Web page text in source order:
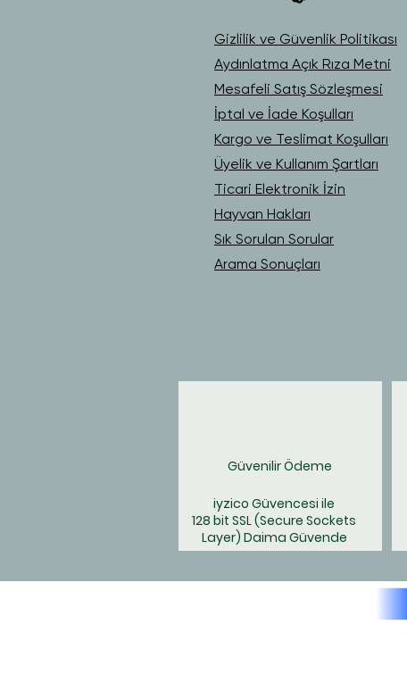
Gizlilik ve Güvenlik Politikası
Aydınlatma Açık Rıza Metni
Mesafeli Satış Sözleşmesi
İptal ve İade Koşulları
Kargo ve Teslimat Koşulları
Üyelik ve Kullanım Şartları
Ticari Elektronik İzin
Hayvan Hakları
Sık Sorulan Sorular
Arama Sonuçları
Güvenilir Ödeme
iyzico Güvencesi ile
128 bit SSL(Secure Sockets
Layer) Daima Güvende